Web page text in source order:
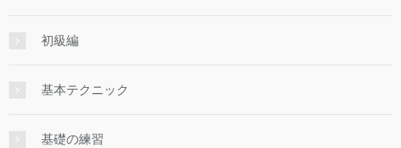
初級編
基本テクニック
基礎の練習